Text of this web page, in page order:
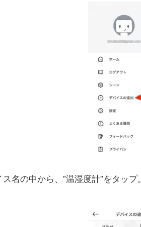
名の中から、”温湿度計”をタップ。